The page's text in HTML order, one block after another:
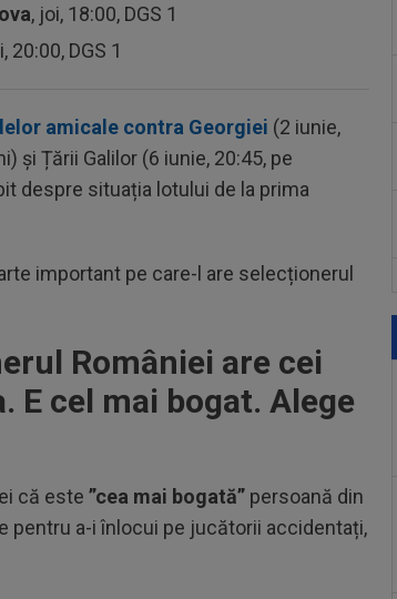
, joi, 18:00, DGS 1
20:00, DGS 1
amicale contra Georgiei (2 iunie,
și Țării Galilor (6 iunie, 20:45, pe
despre situația lotului de la prima
important pe care-l are selecționerul
României are cei
E cel mai bogat. Alege
că este ”cea mai bogată” persoană din
pentru a-i înlocui pe jucătorii accidentați,